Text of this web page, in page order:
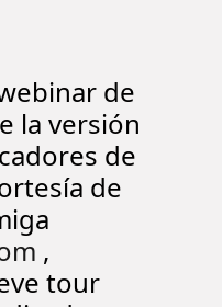
de
la versión
de
de
,
tour